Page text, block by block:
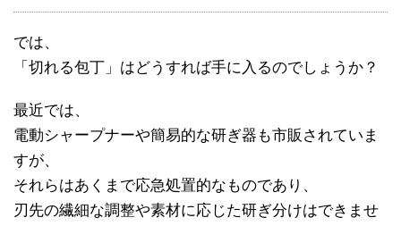
では、
「切れる包丁」はどうすれば手に入るのでしょうか？
最近では、
電動シャープナーや簡易的な研ぎ器も市販されていま
すが、
それらはあくまで応急処置的なものであり、
刃先の繊細な調整や素材に応じた研ぎ分けはできませ